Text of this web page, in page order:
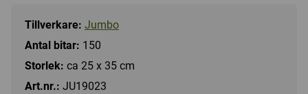
Tillverkare: Jumbo
Antal bitar: 150
Storlek: ca 25 x 35 cm
Art.nr.: JU19023